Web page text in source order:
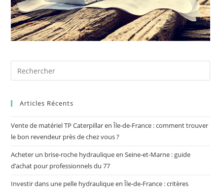
Articles Récents
Vente de matériel TP Caterpillar en Île-de-France : comment trouver
le bon revendeur près de chez vous ?
Acheter un brise-roche hydraulique en Seine-et-Marne : guide
d’achat pour professionnels du 77
Investir dans une pelle hydraulique en Île-de-France : critères